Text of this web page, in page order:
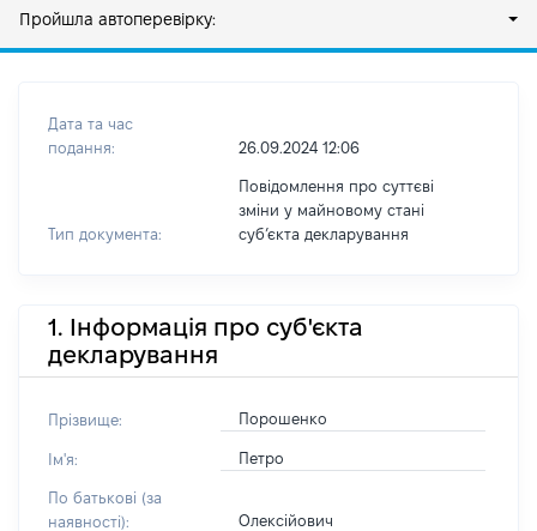
Пройшла автоперевірку:
Дата та час
подання:
26.09.2024 12:06
Тип документа:
Повідомлення про суттєві
зміни у майновому стані
субʼєкта декларування
1. Інформація про суб'єкта
декларування
Прізвище: Порошенко
Ім'я: Петро
По батькові (за
наявності):
Олексійович